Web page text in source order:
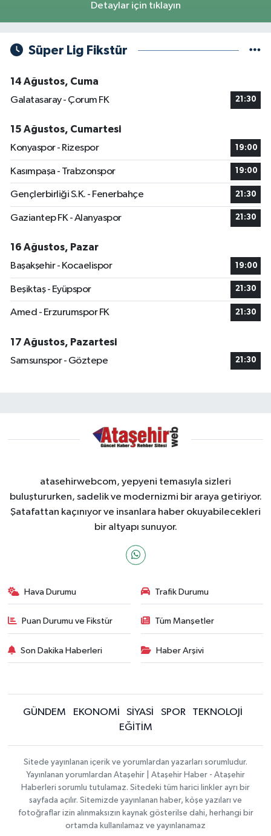
Detaylar için tıklayın
Süper Lig Fikstür
14 Ağustos, Cuma
Galatasaray - Çorum FK
21:30
15 Ağustos, Cumartesi
Konyaspor - Rizespor
19:00
Kasımpaşa - Trabzonspor 19:00
Gençlerbirliği S.K. - Fenerbahçe 21:30
Gaziantep FK - Alanyaspor 21:30
16 Ağustos, Pazar
Başakşehir - Kocaelispor
19:00
Beşiktaş - Eyüpspor 21:30
Amed - Erzurumspor FK 21:30
17 Ağustos, Pazartesi
Samsunspor - Göztepe
21:30
atasehirwebcom, yepyeni temasıyla sizleri
buluştururken, sadelik ve modernizmi bir araya getiriyor.
Şatafattan kaçınıyor ve insanlara haber okuyabilecekleri
bir altyapı sunuyor.
Hava Durumu Trafik Durumu
Puan Durumu ve Fikstür Tüm Manşetler
Son Dakika Haberleri Haber Arşivi
GÜNDEM EKONOMİ SİYASİ SPOR
TEKNOLOJİ
EĞİTİM
Sitede yayınlanan içerik ve yorumlardan yazarları sorumludur.
Yayınlanan yorumlardan Ataşehir | Ataşehir Haber - Ataşehir
Haberleri sorumlu tutulamaz. Sitedeki tüm harici linkler ayrı bir
sayfada açılır. Sitemizde yayınlanan haber, köşe yazıları ve
fotoğraflar izin alınmaksızın kaynak gösterilse dahi, herhangi bir
ortamda kullanılamaz ve yayınlanamaz